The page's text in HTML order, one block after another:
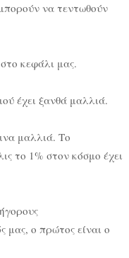
να τεντωθούν
κεφάλι μας.
έχει ξανθά μαλλιά.
μαλλιά. Το
το 1% στον κόσμο έχει
μας, ο πρώτος είναι ο